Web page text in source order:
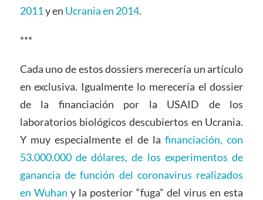
2011y en Ucrania en 2014.
***
Cada uno de estos dossiers merecería un artículo
en exclusiva. Igualmente lo merecería el dossier
de la financiación por la USAID de los
laboratorios biológicos descubiertos en Ucrania.
Y muy especialmente el de lafinanciación, con
53.000.000 de dólares, de los experimentos de
ganancia de función del coronavirus realizados
en Wuhan y la posterior “fuga” del virus en esta